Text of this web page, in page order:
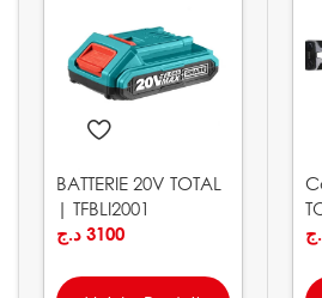
BATTERIE 20V TOTAL
| TFBLI2001
3100 د.ج